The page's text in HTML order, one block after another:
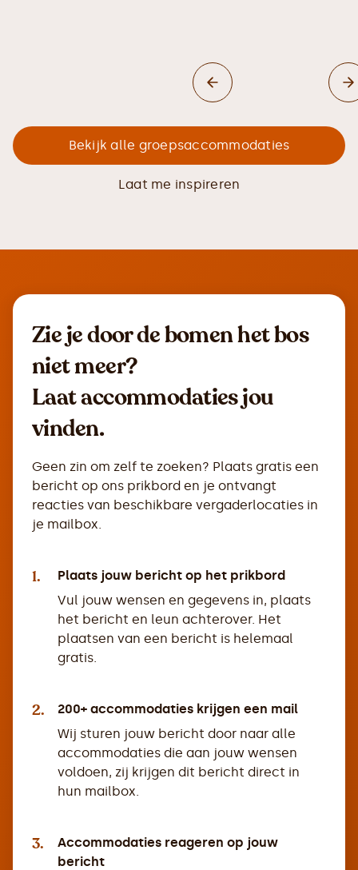
Bekijk alle groepsaccommodaties
Laat me inspireren
Zie je door de bomen het bos
niet meer?
Laat accommodaties jou
vinden.
Geen zin om zelf te zoeken? Plaats gratis een
bericht op ons prikbord en je ontvangt
reacties van beschikbare vergaderlocaties in
je mailbox.
1.
Plaats jouw bericht op het prikbord
Vul jouw wensen en gegevens in, plaats
het bericht en leun achterover. Het
plaatsen van een bericht is helemaal
gratis.
2.
200+ accommodaties krijgen een mail
Wij sturen jouw bericht door naar alle
accommodaties die aan jouw wensen
voldoen, zij krijgen dit bericht direct in
hun mailbox.
3.
Accommodaties reageren op jouw
bericht